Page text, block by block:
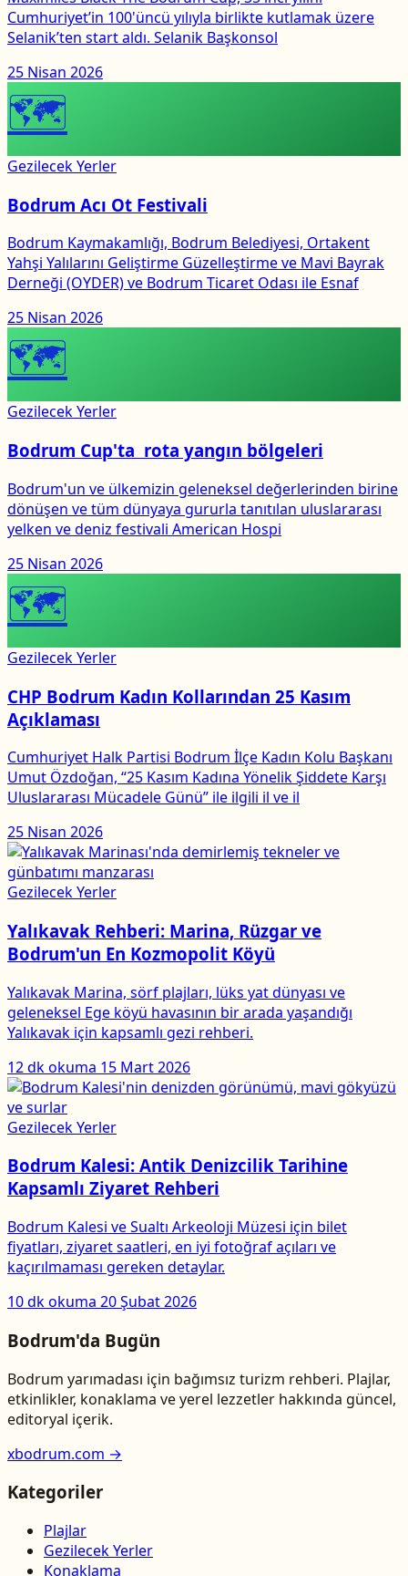
Cumhuriyet’in 100'üncü yılıyla birlikte kutlamak üzere
Selanik’ten start aldı. Selanik Başkonsol
25 Nisan 2026
🗺
Gezilecek Yerler
Bodrum Acı Ot Festivali
Bodrum Kaymakamlığı, Bodrum Belediyesi, Ortakent
Yahşi Yalılarını Geliştirme Güzelleştirme ve Mavi Bayrak
Derneği (OYDER) ve Bodrum Ticaret Odası ile Esnaf
25 Nisan 2026
🗺
Gezilecek Yerler
Bodrum Cup'ta rota yangın bölgeleri
Bodrum'un ve ülkemizin geleneksel değerlerinden birine
dönüşen ve tüm dünyaya gururla tanıtılan uluslararası
yelken ve deniz festivali American Hospi
25 Nisan 2026
🗺
Gezilecek Yerler
CHP Bodrum Kadın Kollarından 25 Kasım
Açıklaması
Cumhuriyet Halk Partisi Bodrum İlçe Kadın Kolu Başkanı
Umut Özdoğan, “25 Kasım Kadına Yönelik Şiddete Karşı
Uluslararası Mücadele Günü” ile ilgili il ve il
25 Nisan 2026
Gezilecek Yerler
Yalıkavak Rehberi: Marina, Rüzgar ve
Bodrum'un En Kozmopolit Köyü
Yalıkavak Marina, sörf plajları, lüks yat dünyası ve
geleneksel Ege köyü havasının bir arada yaşandığı
Yalıkavak için kapsamlı gezi rehberi.
12 dk okuma 15 Mart 2026
Gezilecek Yerler
Bodrum Kalesi: Antik Denizcilik Tarihine
Kapsamlı Ziyaret Rehberi
Bodrum Kalesi ve Sualtı Arkeoloji Müzesi için bilet
fiyatları, ziyaret saatleri, en iyi fotoğraf açıları ve
kaçırılmaması gereken detaylar.
10 dk okuma 20 Şubat 2026
Bodrum'da Bugün
Bodrum yarımadası için bağımsız turizm rehberi. Plajlar,
etkinlikler, konaklama ve yerel lezzetler hakkında güncel,
editoryal içerik.
xbodrum.com →
Kategoriler
Plajlar
Gezilecek Yerler
Konaklama